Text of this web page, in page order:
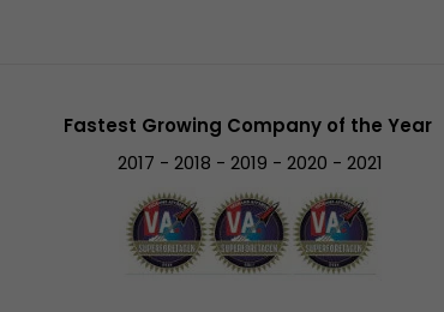
Fastest Growing Company of the Year
2017 - 2018 - 2019 - 2020 - 2021